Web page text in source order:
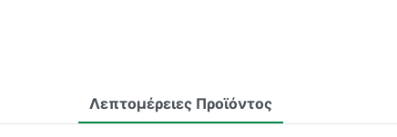
Λεπτομέρειες Προϊόντος